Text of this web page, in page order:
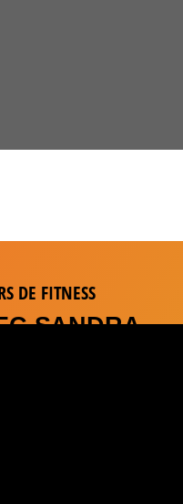
DE FITNESS
SANDRA